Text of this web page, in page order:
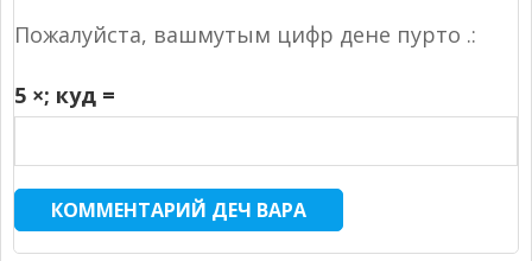
Пожалуйста, вашмутым цифр дене пурто .:
5 ×; куд =